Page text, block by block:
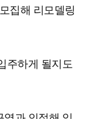
집해 리모델링
주하게 될지도